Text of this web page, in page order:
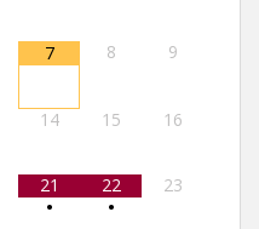
7 8 9
14 15 16
21
•
22
•
23